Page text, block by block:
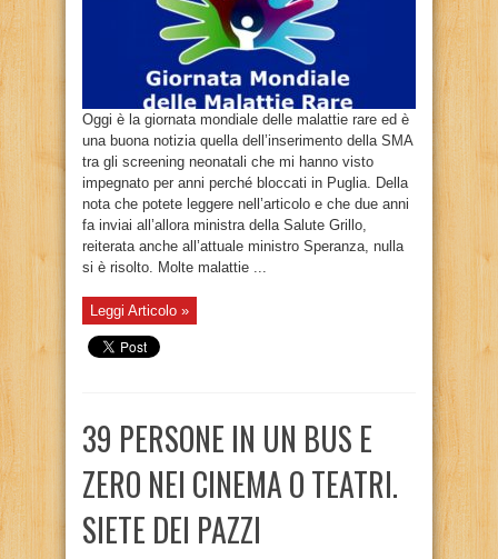
Oggi è la giornata mondiale delle malattie rare ed è
una buona notizia quella dell’inserimento della SMA
tra gli screening neonatali che mi hanno visto
impegnato per anni perché bloccati in Puglia. Della
nota che potete leggere nell’articolo e che due anni
fa inviai all’allora ministra della Salute Grillo,
reiterata anche all’attuale ministro Speranza, nulla
si è risolto. Molte malattie ...
Leggi Articolo »
39 PERSONE IN UN BUS E
ZERO NEI CINEMA O TEATRI.
SIETE DEI PAZZI